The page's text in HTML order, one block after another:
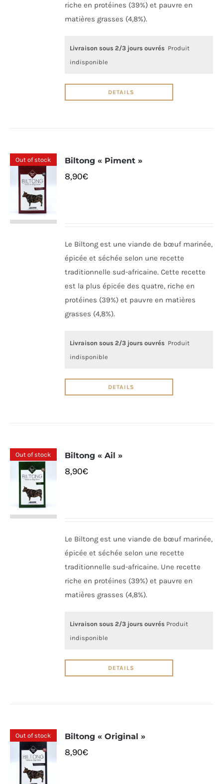
riche en protéines (39%) et pauvre en
matières grasses (4,8%).
Livraison sous 2/3 jours ouvrés Produit
indisponible
DETAILS
Out of stock Biltong « Piment »
8,90€
Le Biltong est une viande de bœuf marinée,
épicée et séchée selon une recette
traditionnelle sud-africaine. Cette recette
est la plus épicée des quatre, riche en
protéines (39%) et pauvre en matières
grasses (4,8%).
Livraison sous 2/3 jours ouvrés Produit
indisponible
DETAILS
Out of stock Biltong « Ail »
8,90€
Le Biltong est une viande de bœuf marinée,
épicée et séchée selon une recette
traditionnelle sud-africaine. Une recette
riche en protéines (39%) et pauvre en
matières grasses (4,8%).
Livraison sous 2/3 jours ouvrés Produit
indisponible
DETAILS
Out of stock Biltong « Original »
8,90€